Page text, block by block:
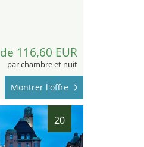
de 116,60 EUR
par chambre et nuit
Montrer l'offre
20